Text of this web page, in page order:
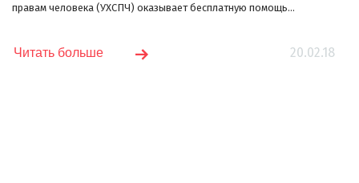
правам человека (УХСПЧ) оказывает бесплатную помощь...
20.02.18
Читать больше